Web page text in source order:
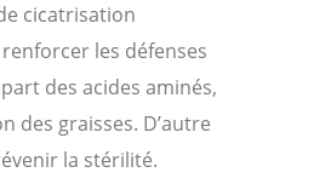
cicatrisation
les défenses
des acides aminés,
des graisses. D’autre
la stérilité.